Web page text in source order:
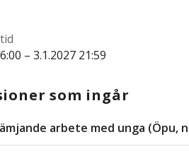
– 3.1.2027 21:59
som ingår
arbete med unga (Öpu,